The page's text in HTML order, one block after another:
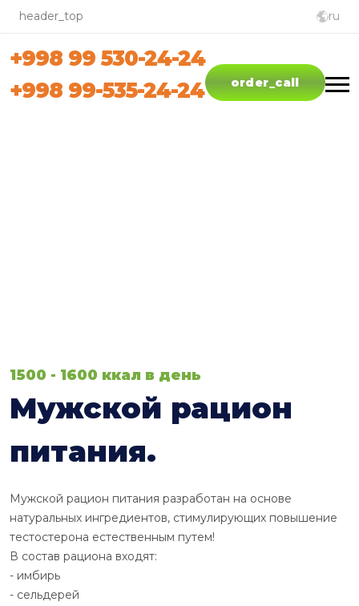
header_top ru
+998 99 530-24-24
+998 99-535-24-24
order_call
1500 - 1600 ккал в день
Мужской рацион
питания.
Мужской рацион питания разработан на основе
натуральных ингредиентов, стимулирующих повышение
тестостерона естественным путем!
В состав рациона входят:
- имбирь
- сельдерей